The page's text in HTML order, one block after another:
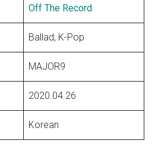
Off The Record
Ballad, K-Pop
MAJOR9
2020.04.26
Korean